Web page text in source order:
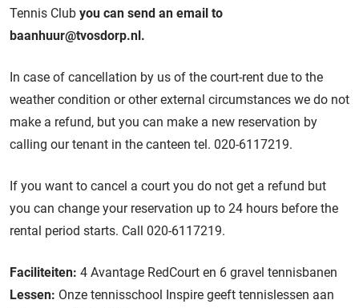
Tennis Club you can send an email to
baanhuur@tvosdorp.nl.
In case of cancellation by us of the court-rent due to the
weather condition or other external circumstances we do not
make a refund, but you can make a new reservation by
calling our tenant in the canteen tel. 020-6117219.
If you want to cancel a court you do not get a refund but
you can change your reservation up to 24 hours before the
rental period starts. Call 020-6117219.
Faciliteiten: 4 Avantage RedCourt en 6 gravel tennisbanen
Lessen: Onze tennisschool Inspire geeft tennislessen aan